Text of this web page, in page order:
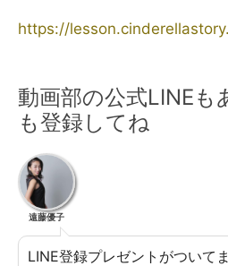
https://
動画部の公式LINEも
も登録してね
遠藤優子
LINE登録プレゼントがついて